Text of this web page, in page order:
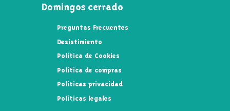
Domingos cerrado
Preguntas Frecuentes
Desistimiento
Política de Cookies
Política de compras
Políticas privacidad
Políticas legales